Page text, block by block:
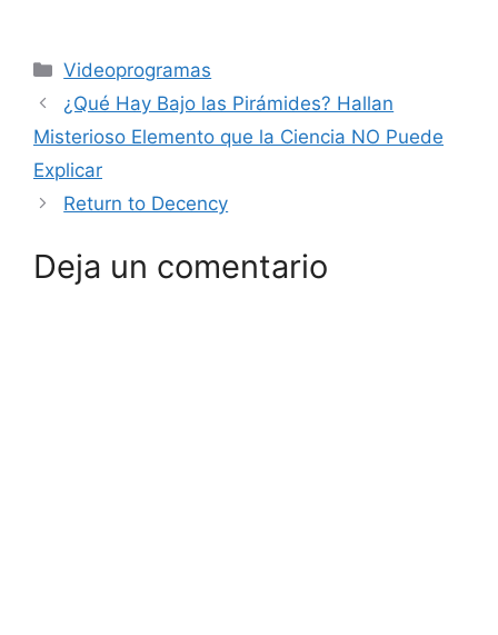
Categorías
Videoprogramas
¿Qué Hay Bajo las Pirámides? Hallan
Misterioso Elemento que la Ciencia NO Puede
Explicar
Return to Decency
Deja un comentario